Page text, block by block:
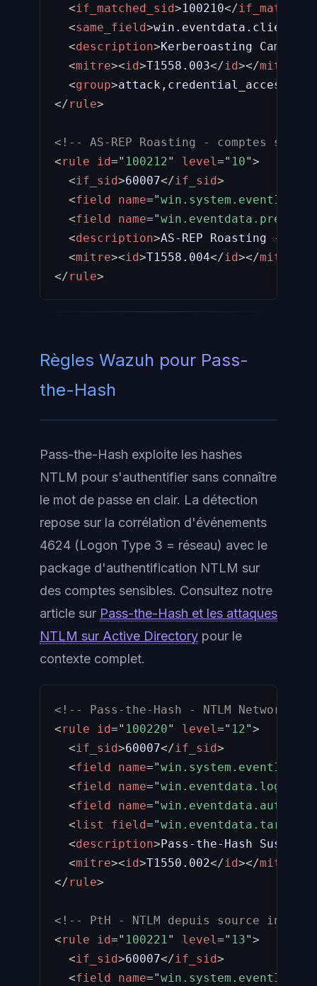
<if_matched_sid>100210</
<same_field>
<description>Kerberoasting
<mitre><id>T1558.003</id></mitre
<group>attack,credential_access
</rule>
<!-- AS-REP Roasting - comptes
<rule id=" 100212" level =" 10">
<if_sid>60007</if_sid>
<field name="win.system.eventID
<field name="
<description>AS-REP Roasting -
<mitre><id>T1558.004</id></mitre
</rule>
Règles Wazuh pour Pass-
the-Hash
Pass-the-Hash exploite les hashes
NTLM pour s'authentifier sans connaître
le mot de passe en clair. La détection
repose sur la corrélation d'événements
4624 (Logon Type 3 = réseau) avec le
package d'authentification NTLM sur
des comptes sensibles. Consultez notre
article sur Pass-the-Hash et les attaques
NTLM sur Active Directory pour le
contexte complet.
<!-- Pass-the-Hash - NTLM Network
<rule id=" 100220" level =" 12">
<if_sid>60007</if_sid>
<field name="win.system.eventID
<field name="
<field name="
<list field="
<description>Pass-the-Hash
<mitre><id>T1550.002</id></mitre
</rule>
<!-- PtH - NTLM depuis source
<rule id=" 100221 " level =" 13">
<if_sid>60007</if_sid>
<field name="win.system.eventID